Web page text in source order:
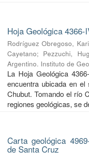
Hoja Geológica
Rodríguez Obregoso,
Cayetano; Pezzuchi,
Argentino. Instituto de
La Hoja Geológica
encuentra ubicada en
Chubut. Tomando el río
regiones geológicas, se
Carta geológica
de Santa Cruz